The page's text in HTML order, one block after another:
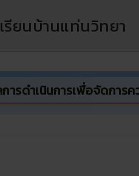
รียนบ้านแท่นวิทยา
ารดำเนินการเพื่อจัดการ